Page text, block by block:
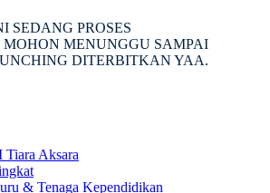
SEDANG PROSES
MENUNGGU SAMPAI
DITERBITKAN YAA.
Aksara
& Tenaga Kependidikan